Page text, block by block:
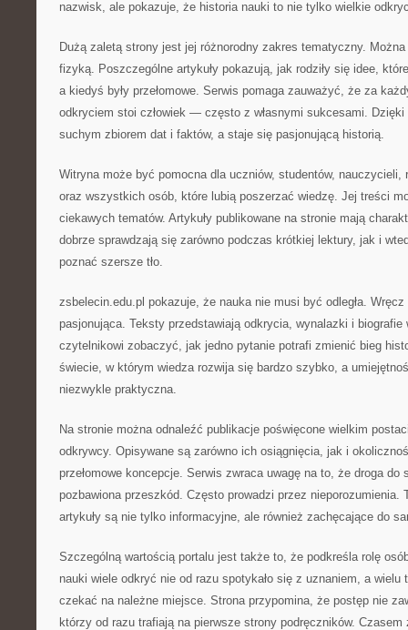
nazwisk, ale pokazuje, że historia nauki to nie tylko wielkie
Dużą zaletą strony jest jej różnorodny zakres tematyczny.
fizyką. Poszczególne artykuły pokazują, jak rodziły się idee,
a kiedyś były przełomowe. Serwis pomaga zauważyć, że za
odkryciem stoi człowiek — często z własnymi sukcesami.
suchym zbiorem dat i faktów, a staje się pasjonującą historią.
Witryna może być pomocna dla uczniów, studentów, nauczycieli,
oraz wszystkich osób, które lubią poszerzać wiedzę. Jej treści
ciekawych tematów. Artykuły publikowane na stronie mają
dobrze sprawdzają się zarówno podczas krótkiej lektury, jak i
poznać szersze tło.
zsbelecin.edu.pl pokazuje, że nauka nie musi być odległa.
pasjonująca. Teksty przedstawiają odkrycia, wynalazki i biografie
czytelnikowi zobaczyć, jak jedno pytanie potrafi zmienić bieg
świecie, w którym wiedza rozwija się bardzo szybko, a
niezwykle praktyczna.
Na stronie można odnaleźć publikacje poświęcone wielkim
odkrywcy. Opisywane są zarówno ich osiągnięcia, jak i
przełomowe koncepcje. Serwis zwraca uwagę na to, że droga do
pozbawiona przeszkód. Często prowadzi przez nieporozumienia.
artykuły są nie tylko informacyjne, ale również zachęcające do
Szczególną wartością portalu jest także to, że podkreśla rolę
nauki wiele odkryć nie od razu spotykało się z uznaniem, a wielu
czekać na należne miejsce. Strona przypomina, że postęp nie
którzy od razu trafiają na pierwsze strony podręczników.